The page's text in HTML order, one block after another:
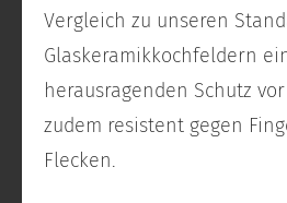
Vergleich zu unseren
Glaskeramikkochfeldern
herausragenden Schutz
zudem resistent gegen
Flecken.